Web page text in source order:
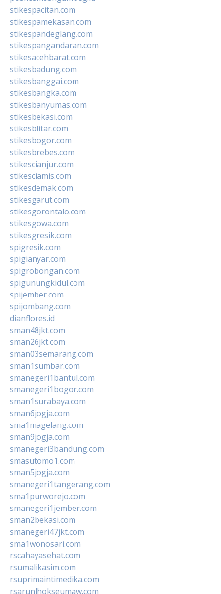
stikespacitan.com
stikespamekasan.com
stikespandeglang.com
stikespangandaran.com
stikesacehbarat.com
stikesbadung.com
stikesbanggai.com
stikesbangka.com
stikesbanyumas.com
stikesbekasi.com
stikesblitar.com
stikesbogor.com
stikesbrebes.com
stikescianjur.com
stikesciamis.com
stikesdemak.com
stikesgarut.com
stikesgorontalo.com
stikesgowa.com
stikesgresik.com
spigresik.com
spigianyar.com
spigrobongan.com
spigunungkidul.com
spijember.com
spijombang.com
dianflores.id
sman48jkt.com
sman26jkt.com
sman03semarang.com
sman1sumbar.com
smanegeri1bantul.com
smanegeri1bogor.com
sman1surabaya.com
sman6jogja.com
sma1magelang.com
sman9jogja.com
smanegeri3bandung.com
smasutomo1.com
sman5jogja.com
smanegeri1tangerang.com
sma1purworejo.com
smanegeri1jember.com
sman2bekasi.com
smanegeri47jkt.com
sma1wonosari.com
rscahayasehat.com
rsumalikasim.com
rsuprimaintimedika.com
rsarunlhokseumaw.com